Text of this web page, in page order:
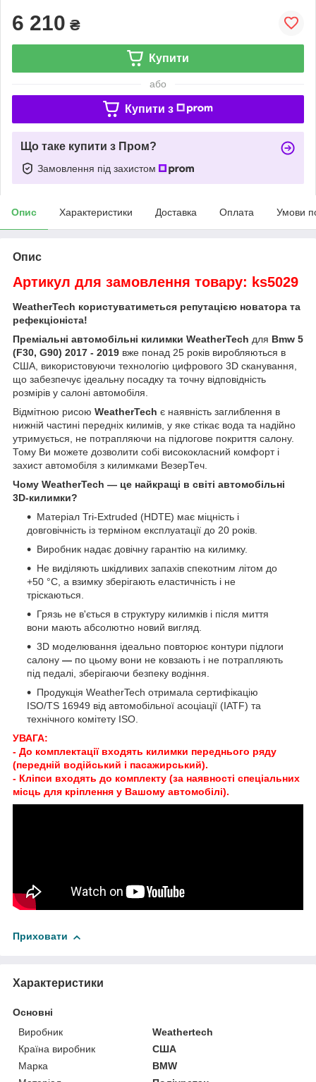
6 210 ₴
Купити
або
Купити з
Що таке купити з Пром?
Замовлення під захистом
Опис Характеристики Доставка Оплата Умови
Опис
Артикул для замовлення товару: ks5029
WeatherTech користуватиметься репутацією новатора та
рефекціоніста!
Преміальні автомобільні килимки WeatherTech для Bmw 5
(F30, G90) 2017 - 2019 вже понад 25 років виробляються в
США, використовуючи технологію цифрового 3D сканування,
що забезпечує ідеальну посадку та точну відповідність
розмірів у салоні автомобіля.
Відмітною рисою WeatherTech є наявність заглиблення в
нижній частині передніх килимів, у яке стікає вода та надійно
утримується, не потрапляючи на підлогове покриття салону.
Тому Ви можете дозволити собі висококласний комфорт і
захист автомобіля з килимками ВезерТеч.
Чому WeatherTech — це найкращі в світі автомобільні
3D-килимки?
Матеріал Tri-Extruded (HDTE) має міцність і
довговічність із терміном експлуатації до 20 років.
Виробник надає довічну гарантію на килимку.
Не виділяють шкідливих запахів спекотним літом до
+50 °C, а взимку зберігають еластичність і не
тріскаються.
Грязь не в'ється в структуру килимків і після миття
вони мають абсолютно новий вигляд.
3D моделювання ідеально повторює контури підлоги
салону — по цьому вони не ковзають і не потрапляють
під педалі, зберігаючи безпеку водіння.
Продукція WeatherTech отримала сертифікацію
ISO/TS 16949 від автомобільної асоціації (IATF) та
технічного комітету ISO.
УВАГА:
- До комплектації входять килимки переднього ряду
(передній водійський і пасажирський).
- Кліпси входять до комплекту (за наявності спеціальних
місць для кріплення у Вашому автомобілі).
Приховати
Характеристики
Основні
Виробник
Weathertech
Країна виробник
США
Марка
BMW